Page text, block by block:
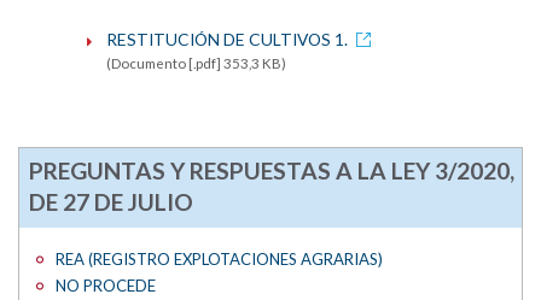
RESTITUCIÓN DE CULTIVOS 1.
(Documento [.pdf] 353,3 KB)
PREGUNTAS Y RESPUESTAS A LA LEY 3/2020,
DE 27 DE JULIO
REA (REGISTRO EXPLOTACIONES AGRARIAS)
NO PROCEDE